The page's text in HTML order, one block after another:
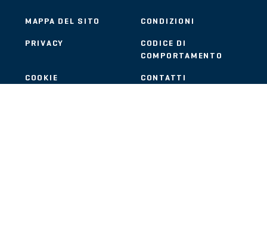
MAPPA DEL SITO CONDIZIONI
PRIVACY
CODICE DI
COMPORTAMENTO
COOKIE CONTATTI